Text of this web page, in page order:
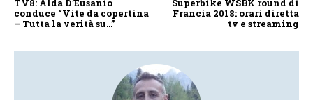
TV8: Alda D’Eusanio
conduce “Vite da copertina
– Tutta la verità su…”
Superbike WSBK round di
Francia 2018: orari diretta
tv e streaming